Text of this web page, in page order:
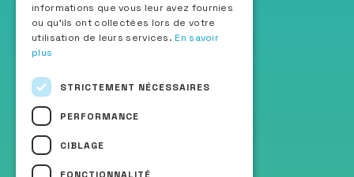
Recevoir la newsletter
Suivez-nous
ChatBot Sett IA
informations que vous leur avez fournies
ou qu'ils ont collectées lors de votre
utilisation de leurs services. En savoir
plus
STRICTEMENT NÉCESSAIRES
PERFORMANCE
CIBLAGE
FONCTIONNALITÉ